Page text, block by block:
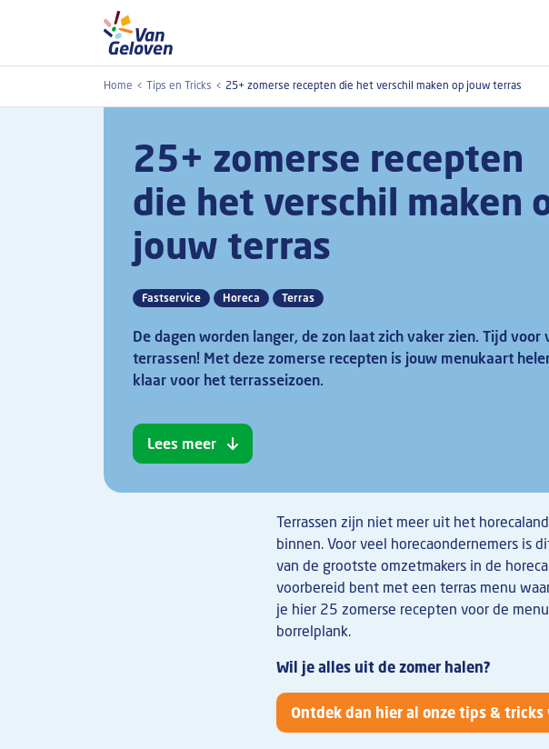
Overslaan en naar de inhoud gaan
Home Tips en Tricks 25+ zomerse recepten die het verschil maken op jouw terras
25+ zomerse recepten
die het verschil maken
jouw terras
Fastservice Horeca Terras
De dagen worden langer, de zon laat zich vaker zien. Tijd voor
terrassen! Met deze zomerse recepten is jouw menukaart
klaar voor het terrasseizoen.
Lees meer
Terrassen zijn niet meer uit het
binnen. Voor veel horecaondernemers is
van de grootste omzetmakers in de
voorbereid bent met een terras menu
je hier 25 zomerse recepten voor de
borrelplank.
Wil je alles uit de zomer halen?
Ontdek dan hier al onze tips &